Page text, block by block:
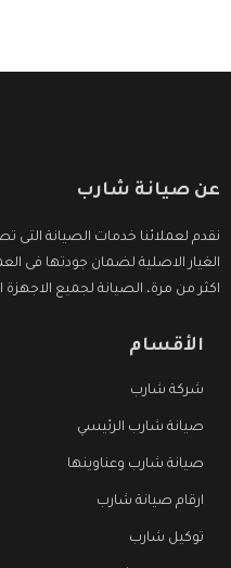
عن صيانة شارب
نقدم لعملائنا خدمات الصيانة
الغيار الاصلية لضمان جودتها فى
اكثر من مرة، الصيانة لجميع
الأقسام
شركة شارب
صيانة شارب الرئيسي
صيانة شارب وعناوينها
ارقام صيانة شارب
توكيل شارب